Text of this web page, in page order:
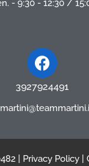
- 9:30 - 12:30 /
3927924491
| Privacy Policy|